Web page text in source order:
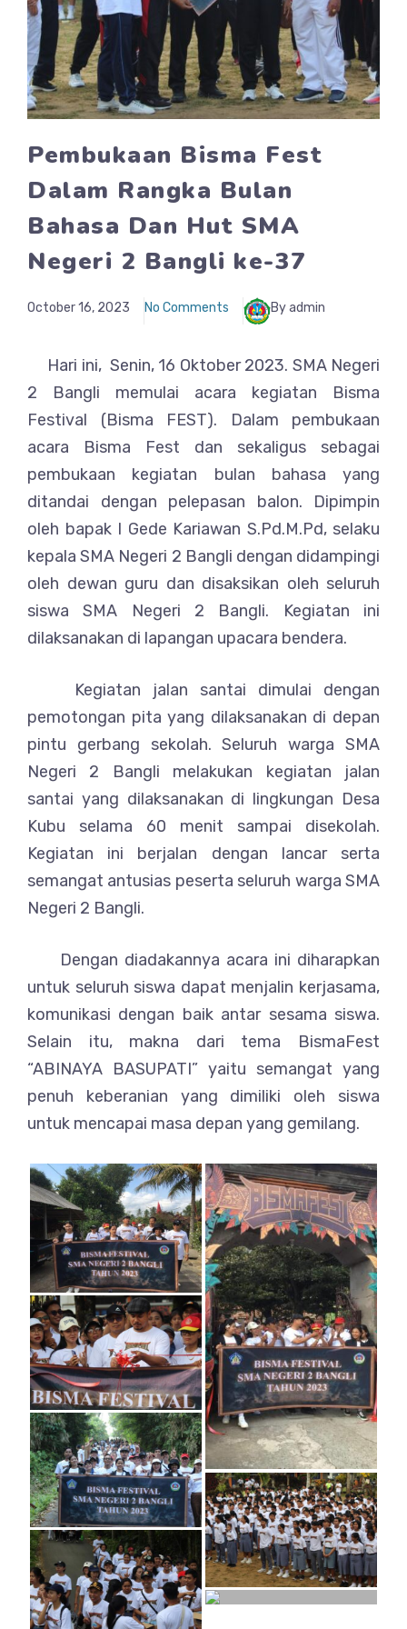
Pembukaan Bisma Fest
Dalam Rangka Bulan
Bahasa Dan Hut SMA
Negeri 2 Bangli ke-37
October 16, 2023 No Comments By admin
Hari ini, Senin, 16 Oktober 2023. SMA Negeri
2 Bangli memulai acara kegiatan Bisma
Festival (Bisma FEST). Dalam pembukaan
acara Bisma Fest dan sekaligus sebagai
pembukaan kegiatan bulan bahasa yang
ditandai dengan pelepasan balon. Dipimpin
oleh bapak I Gede Kariawan S.Pd.M.Pd, selaku
kepala SMA Negeri 2 Bangli dengan didampingi
oleh dewan guru dan disaksikan oleh seluruh
siswa SMA Negeri 2 Bangli. Kegiatan ini
dilaksanakan di lapangan upacara bendera.
Kegiatan jalan santai dimulai dengan
pemotongan pita yang dilaksanakan di depan
pintu gerbang sekolah. Seluruh warga SMA
Negeri 2 Bangli melakukan kegiatan jalan
santai yang dilaksanakan di lingkungan Desa
Kubu selama 60 menit sampai disekolah.
Kegiatan ini berjalan dengan lancar serta
semangat antusias peserta seluruh warga SMA
Negeri 2 Bangli.
Dengan diadakannya acara ini diharapkan
untuk seluruh siswa dapat menjalin kerjasama,
komunikasi dengan baik antar sesama siswa.
Selain itu, makna dari tema BismaFest
“ABINAYA BASUPATI” yaitu semangat yang
penuh keberanian yang dimiliki oleh siswa
untuk mencapai masa depan yang gemilang.